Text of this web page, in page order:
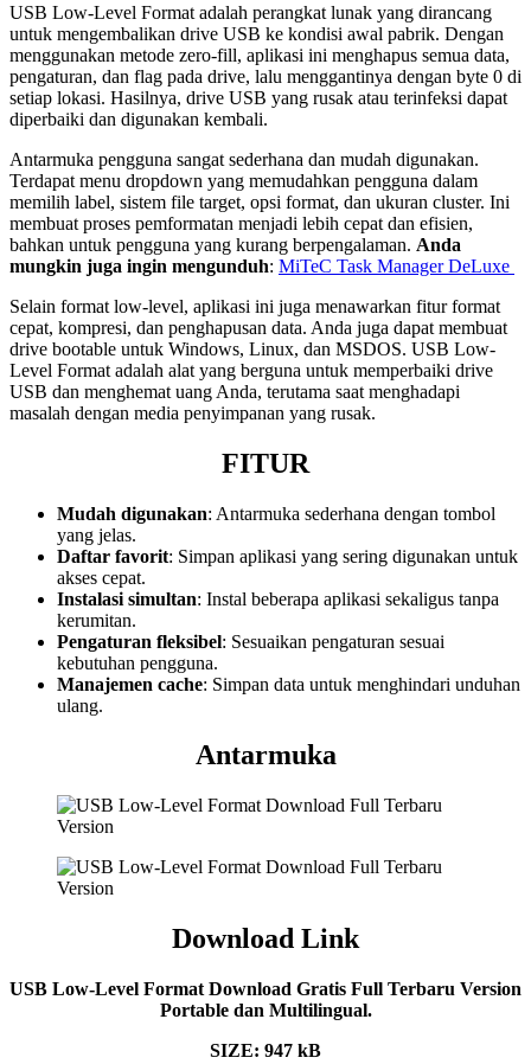
USB Low-Level Format adalah perangkat lunak yang dirancang
untuk mengembalikan drive USB ke kondisi awal pabrik. Dengan
menggunakan metode zero-fill, aplikasi ini menghapus semua data,
pengaturan, dan flag pada drive, lalu menggantinya dengan byte 0 di
setiap lokasi. Hasilnya, drive USB yang rusak atau terinfeksi dapat
diperbaiki dan digunakan kembali.
Antarmuka pengguna sangat sederhana dan mudah digunakan.
Terdapat menu dropdown yang memudahkan pengguna dalam
memilih label, sistem file target, opsi format, dan ukuran cluster. Ini
membuat proses pemformatan menjadi lebih cepat dan efisien,
bahkan untuk pengguna yang kurang berpengalaman. Anda
mungkin juga ingin mengunduh: MiTeC Task Manager DeLuxe
Selain format low-level, aplikasi ini juga menawarkan fitur format
cepat, kompresi, dan penghapusan data. Anda juga dapat membuat
drive bootable untuk Windows, Linux, dan MSDOS. USB Low-
Level Format adalah alat yang berguna untuk memperbaiki drive
USB dan menghemat uang Anda, terutama saat menghadapi
masalah dengan media penyimpanan yang rusak.
FITUR
Mudah digunakan: Antarmuka sederhana dengan tombol
yang jelas.
Daftar favorit: Simpan aplikasi yang sering digunakan untuk
akses cepat.
Instalasi simultan: Instal beberapa aplikasi sekaligus tanpa
kerumitan.
Pengaturan fleksibel: Sesuaikan pengaturan sesuai
kebutuhan pengguna.
Manajemen cache: Simpan data untuk menghindari unduhan
ulang.
Antarmuka
Download Link
USB Low-Level Format Download Gratis Full Terbaru Version
Portable dan Multilingual.
SIZE: 947 kB